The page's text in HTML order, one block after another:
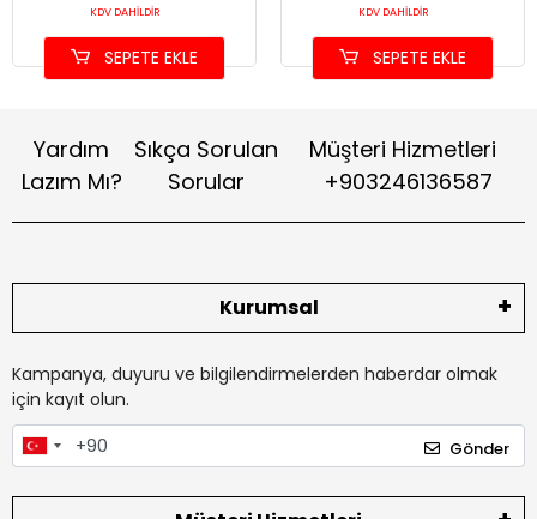
KDV DAHİLDİR
SEPETE EKLE
KDV DAHİLDİR
SEPETE EKLE
Yardım
Lazım Mı?
Sıkça Sorulan
Sorular
Müşteri Hizmetleri
+903246136587
Kurumsal
Kampanya, duyuru ve bilgilendirmelerden haberdar olmak
için kayıt olun.
Gönder